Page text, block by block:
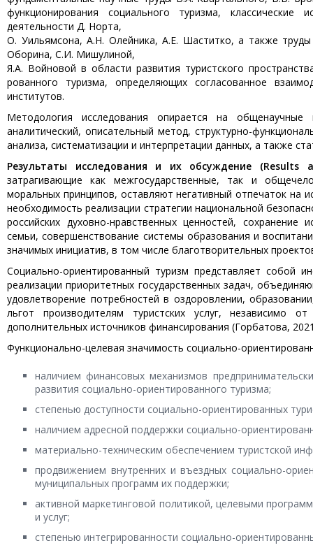
функционирования социального туризма, классические
деятельности Д. Норта,
О. Уильямсона, А.Н. Олейника, А.Е. Шаститко, а также
Оборина, С.И. Мишулиной,
Я.А. Войновой в области развития туристского
рованного туризма, определяющих согласованное
институтов.
Методология исследования опирается на
аналитический, описательный метод, структурно-
анализа, систематизации и интерпретации данных, а также
Результаты исследования и их обсуждение (Results
затрагивающие как межгосударственные, так и
моральных принципов, оставляют негативный отпечаток на
необходимость реализации стратегии национальной
российских духовно-нравственных ценностей, сохранение
семьи, совершенствование системы образования и
значимых инициатив, в том числе благотворительных
Социально-ориентированный туризм представляет собой
реализации приоритетных государственных задач,
удовлетворение потребностей в оздоровлении,
льгот производителям туристских услуг, независимо
дополнительных источников финансирования (Горбатова,
Функционально-целевая значимость социально-
наличием финансовых механизмов
развития социально-ориентиро­ванного туризма;
степенью доступности социально-ориентированных
наличием адресной поддержки социально-
материально-техническим обеспечением туристской
продвижением внутренних и въездных социально-
муниципальных программ их поддержки;
активной маркетинговой политикой, целевыми
и услуг;
степенью интегрированности социально-